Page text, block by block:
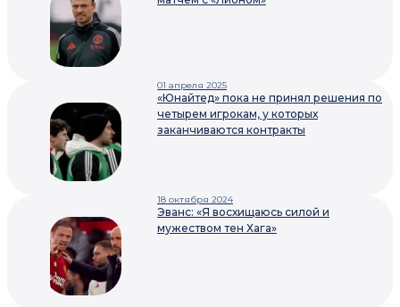
01 апреля 2025
«Юнайтед» пока не принял решения по
четырем игрокам, у которых
заканчиваются контракты
18 октября 2024
Эванс: «Я восхищаюсь силой и
мужеством тен Хага»